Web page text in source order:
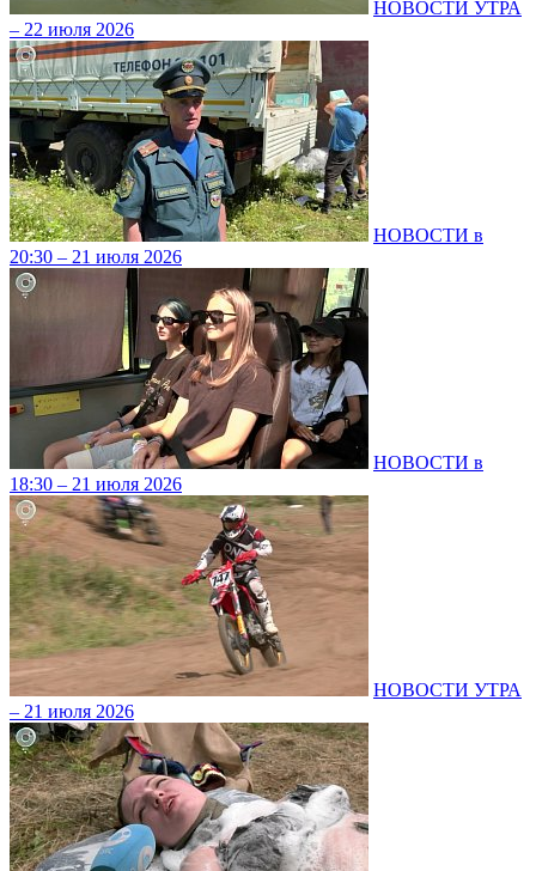
НОВОСТИ УТРА
– 22 июля 2026
НОВОСТИ в
20:30 – 21 июля 2026
НОВОСТИ в
18:30 – 21 июля 2026
НОВОСТИ УТРА
– 21 июля 2026